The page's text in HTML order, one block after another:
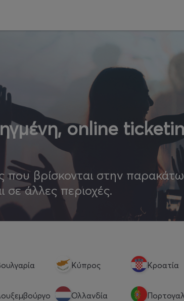
online
που βρίσκονται στην παρακάτω
σε άλλες περιοχές.
Κύπρος Κροατία
Ολλανδία